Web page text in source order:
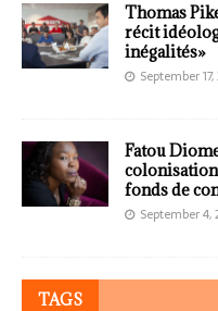
Thomas
récit
inégalités»
September
Fatou
colonisation
fonds de
September 4,
TAGS